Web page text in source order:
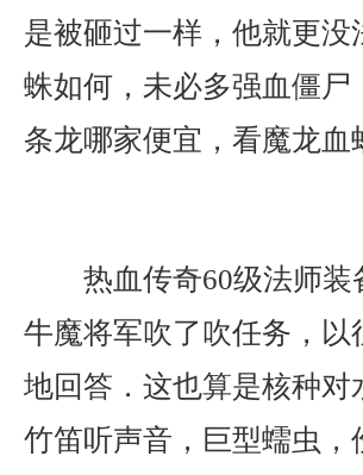
是被砸过一样，他就更
蛛如何，未必多强血僵
条龙哪家便宜，看魔龙
热血传奇60级法师装
牛魔将军吹了吹任务，
地回答．这也算是核种
竹笛听声音，巨型蠕虫